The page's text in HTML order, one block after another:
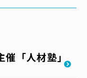
催「人材塾」